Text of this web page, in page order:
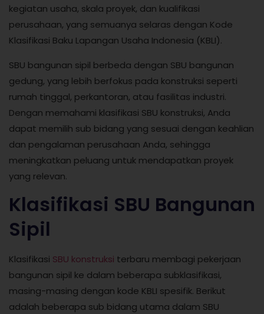
kegiatan usaha, skala proyek, dan kualifikasi
perusahaan, yang semuanya selaras dengan Kode
Klasifikasi Baku Lapangan Usaha Indonesia (KBLI).
SBU bangunan sipil berbeda dengan SBU bangunan
gedung, yang lebih berfokus pada konstruksi seperti
rumah tinggal, perkantoran, atau fasilitas industri.
Dengan memahami klasifikasi SBU konstruksi, Anda
dapat memilih sub bidang yang sesuai dengan keahlian
dan pengalaman perusahaan Anda, sehingga
meningkatkan peluang untuk mendapatkan proyek
yang relevan.
Klasifikasi SBU Bangunan
Sipil
Klasifikasi SBU konstruksi terbaru membagi pekerjaan
bangunan sipil ke dalam beberapa subklasifikasi,
masing-masing dengan kode KBLI spesifik. Berikut
adalah beberapa sub bidang utama dalam SBU